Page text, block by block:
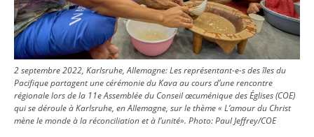
2 septembre 2022, Karlsruhe, Allemagne: Les représentant-e-s des îles du
Pacifique partagent une cérémonie du Kava au cours d’une rencontre
régionale lors de la 11e Assemblée du Conseil œcuménique des Églises (COE)
qui se déroule à Karlsruhe, en Allemagne, sur le thème « L’amour du Christ
mène le monde à la réconciliation et à l’unité». Photo:Paul Jeffrey/COE